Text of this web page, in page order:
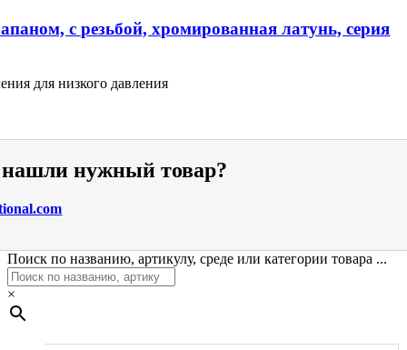
с резьбой, хромированная латунь, серия
для низкого давления
нужный товар?
Поиск по названию, артикулу, среде или категории товара ...
×